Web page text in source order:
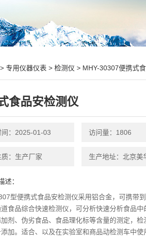
专用仪器仪表 > 检测仪 > MHY-30307便携式
食品安检测仪
间：2025-01-03 访问量：1806
：生产厂家
述：
型便携式食品安检测仪采用铝合金，可携带
食品综合快速检测仪，可分析快速分析食品中
剂、伪劣食品、食品理化标等含量的测定，检
加。适合、以及在实验室和商品动检测车中使